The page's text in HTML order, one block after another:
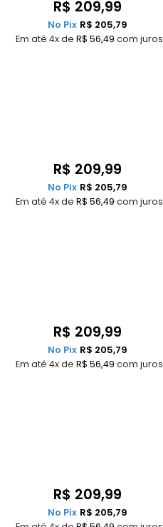
R$ 209,99
Em até 4x de R$ 56,49 com juros
No Pix R$ 205,79
R$ 209,99
Em até 4x de R$ 56,49 com juros
No Pix R$ 205,79
R$ 209,99
Em até 4x de R$ 56,49 com juros
No Pix R$ 205,79
R$ 209,99
No Pix R$ 205,79